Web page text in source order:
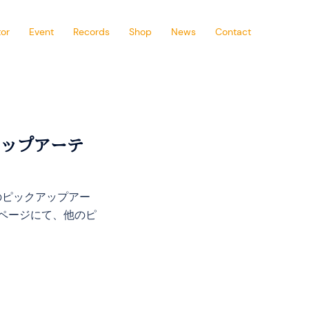
Event Records Shop News Contact
プアーテ
ックアップアー
ージにて、他のピ